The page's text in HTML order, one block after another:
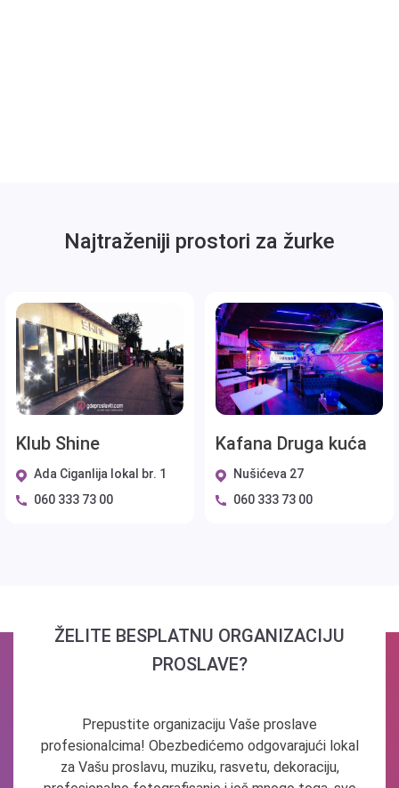
Najtraženiji prostori za žurke
Klub Shine
Ada Ciganlija lokal br. 1
060 333 73 00
Kafana Druga kuća
Nušićeva 27
060 333 73 00
ŽELITE BESPLATNU ORGANIZACIJU
PROSLAVE?
Prepustite organizaciju Vaše proslave
profesionalcima! Obezbedićemo odgovarajući lokal
za Vašu proslavu, muziku, rasvetu, dekoraciju,